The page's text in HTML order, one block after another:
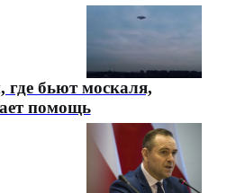
бьют москаля,
помощь